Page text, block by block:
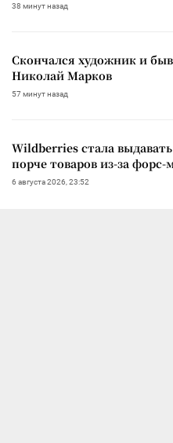
38 минут назад
Скончался художник и
Николай Марков
57 минут назад
Wildberries стала
порче товаров из-за форс-
6 августа 2026, 23:52